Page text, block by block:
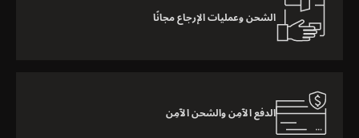
الشحن وعمليات الإرجاع مجانًا
الدفع الآمِن والشحن الآمِن